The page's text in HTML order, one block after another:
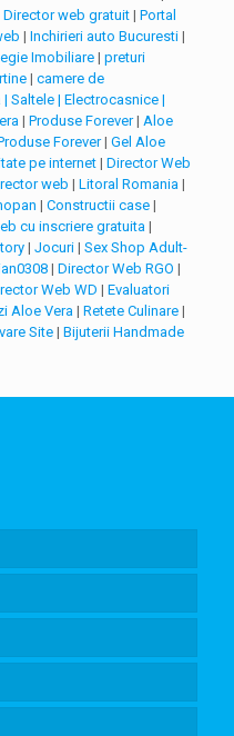
Director web gratuit| Portal
| Inchirieri auto Bucuresti|
Imobiliare| preturi
| camere de
Saltele | Electrocasnice |
| Produse Forever| Aloe
Forever| Gel Aloe
pe internet| Director Web
web | Litoral Romania|
| Constructii case|
cu inscriere gratuita|
| Jocuri| Sex Shop Adult-
| Director Web RGO |
Web WD | Evaluatori
Aloe Vera| Retete Culinare|
Site| Bijuterii Handmade